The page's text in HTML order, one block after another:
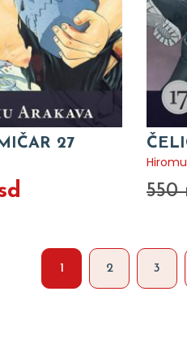
27
550
1 2 3